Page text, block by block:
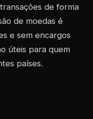
de forma
de moedas é
e sem encargos
úteis para quem
países.